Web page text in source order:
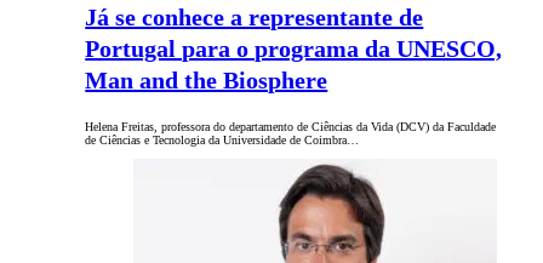
Já se conhece a representante de
Portugal para o programa da UNESCO,
Man and the Biosphere
Helena Freitas, professora do departamento de Ciências da Vida (DCV) da Faculdade
de Ciências e Tecnologia da Universidade de Coimbra…